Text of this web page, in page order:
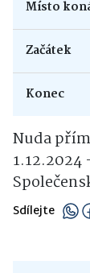
Místo
Začátek
Konec
Nuda
Sdílejte